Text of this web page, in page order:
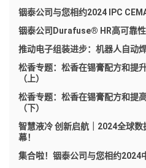
铟泰公司与您相约2024 IPC
铟泰公司Durafuse® HR高可靠
推动电子组装进步：机器人自动
松香专题：松香在锡膏配方和提
（上）
松香专题：松香在锡膏配方和提
（下）
智慧液冷 创新启航｜2024全球
幕！
集合啦！铟泰公司与您相约2024